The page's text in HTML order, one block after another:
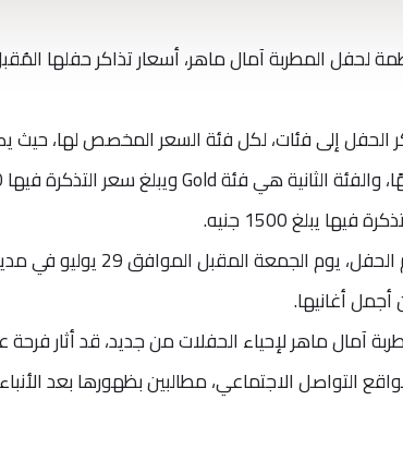
لحفل المطربة آمال ماهر، أسعار تذاكر حفلها
الحفل إلى فئات، لكل فئة السعر المخصص لها،
ومن المقرر أن يُقام
أغانيها.
آمال ماهر لإحياء الحفلات من جديد، قد أثار
التواصل الاجتماعي، مطالبين بظهورها بعد